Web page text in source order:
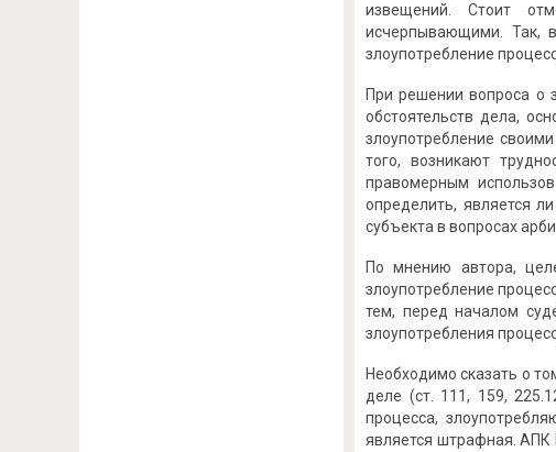
извещений. Стоит
исчерпывающими. Так,
злоупотребление
При решении вопроса о
обстоятельств дела,
злоупотребление
того, возникают
правомерным
определить, является
субъекта в вопросах
По мнению автора,
злоупотребление
тем, перед началом
злоупотребления
Необходимо сказать о
деле (ст. 111, 159,
процесса,
является штрафная. АПК